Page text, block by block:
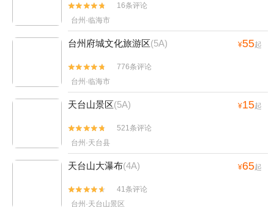


16条评论
台州·临海市
台州府城文化旅游区(5A) ¥55起


776条评论
台州·临海市
天台山景区(5A) ¥15起


521条评论
台州·天台县
天台山大瀑布(4A) ¥65起


41条评论
台州·天台山景区